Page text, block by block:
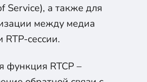
Service), а также для
между медиа
RTP-сессии.
функция RTCP –